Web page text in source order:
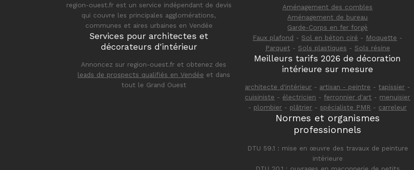
region-ouest.fr est un service indépendant de devis
qui couvre les principales agglomérations,
communes et aires urbaines en Vendée
Services pour architectes et
décorateurs d'intérieur
Annoncez sur region-ouest.fr et obtenez des
leads de prospects qualifiés en Vendée et dans
tout le Grand Ouest
Aménagement des combles
Aménagement de bureau
Garde-Corps en fer forgé
Faux plafond - Sol en béton ciré - Moquette -
Parquet- Sols plastiques - Sols résine
Meilleurs tarifs 2026 de décoration
intérieure sur mesure
architecte d'intérieur - artisan - peintre -tapissier -
cuisiniste - électricien -ferronnier d'art - menuisier
- plombier - plâtrier - spécialiste PMR - carreleur
Normes et organismes
professionnels
DTU 59.1 : mise en œuvre des travaux de peinture
intérieure
DTU 20.1 : ouvrages en maçonnerie de petits